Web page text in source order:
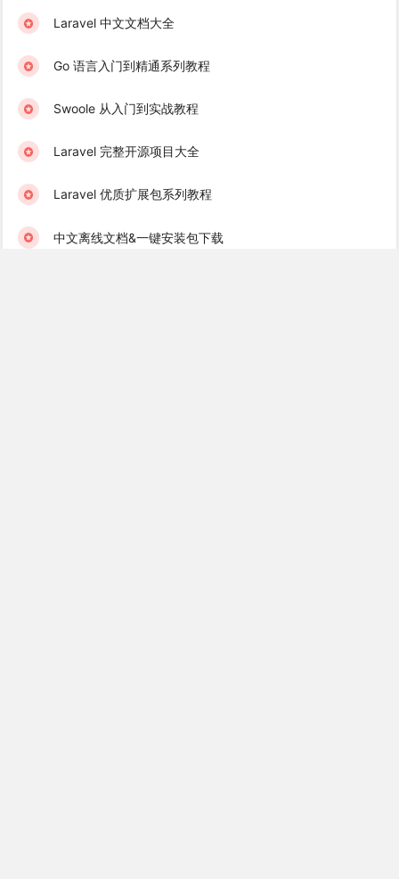
Laravel 中文文档大全
Go 语言入门到精通系列教程
Swoole 从入门到实战教程
Laravel 完整开源项目大全
Laravel 优质扩展包系列教程
中文离线文档&一键安装包下载